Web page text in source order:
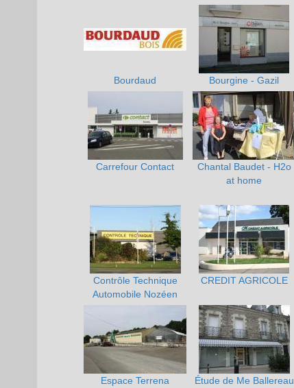
Bourdaud Bourgine - Gazil
Carrefour Contact
Chantal Baudet - H2o
at home
Contrôle Technique
Automobile Nozéen
CREDIT AGRICOLE
Espace Terrena Étude de Me Ballereau